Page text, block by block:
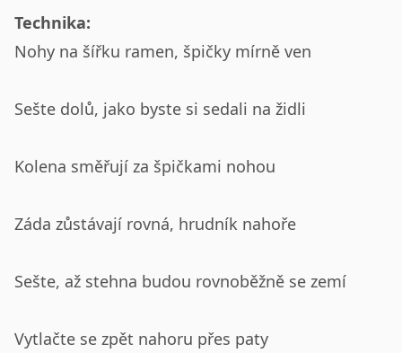
Technika:
Nohy na šířku ramen, špičky mírně ven
Sešte dolů, jako byste si sedali na židli
Kolena směřují za špičkami nohou
Záda zůstávají rovná, hrudník nahoře
Sešte, až stehna budou rovnoběžně se zemí
Vytlačte se zpět nahoru přes paty